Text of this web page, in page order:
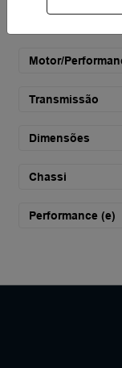
Motor/
Transmissão
Dimensões
Chassi
Performance (e)